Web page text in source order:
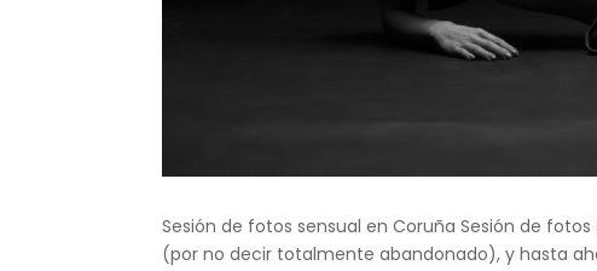
Sesión de fotos sensual en Coruña Sesión de
(por no decir totalmente abandonado), y hasta